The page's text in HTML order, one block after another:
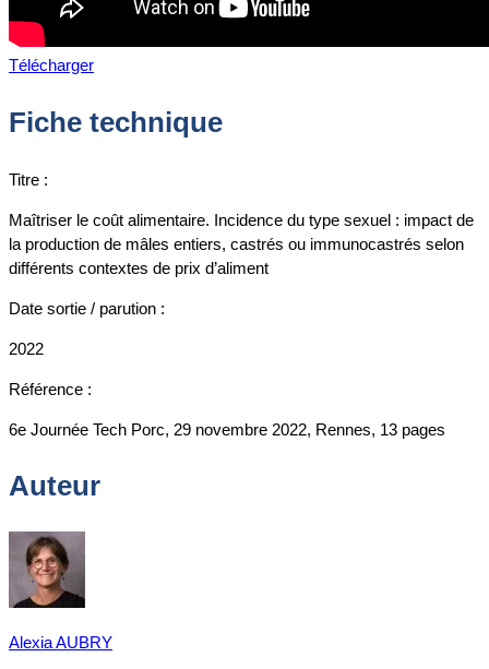
Télécharger
Fiche technique
Titre :
Maîtriser le coût alimentaire. Incidence du type sexuel : impact de
la production de mâles entiers, castrés ou immunocastrés selon
différents contextes de prix d’aliment
Date sortie / parution :
2022
Référence :
6e Journée Tech Porc, 29 novembre 2022, Rennes, 13 pages
Auteur
Alexia AUBRY